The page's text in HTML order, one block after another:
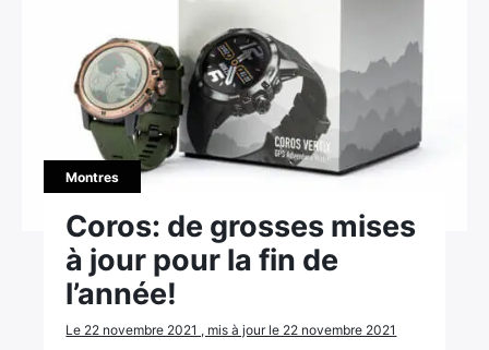
Montres
Coros: de grosses mises
à jour pour la fin de
l’année!
Le 22 novembre 2021 , mis à jour le 22 novembre 2021
×
Rechercher
: